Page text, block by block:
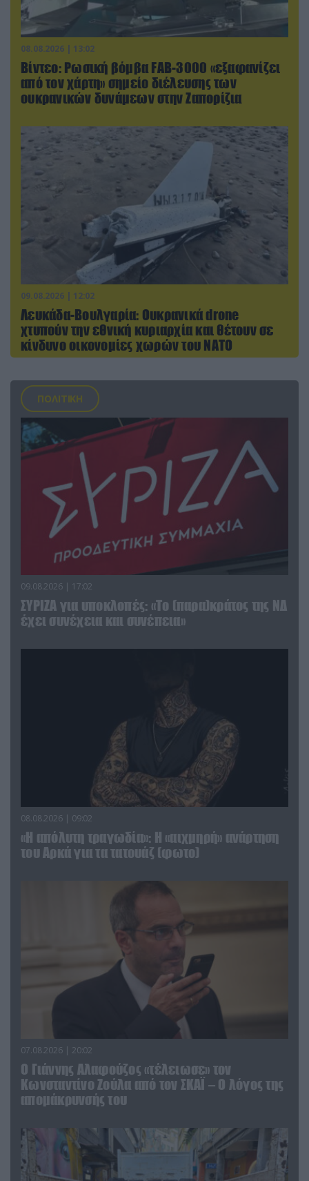
08.08.2026 | 13:02
Βίντεο: Ρωσική βόμβα FAB-3000 «εξαφανίζει
από τον χάρτη» σημείο διέλευσης των
ουκρανικών δυνάμεων στην Ζαπορίζια
09.08.2026 | 12:02
Λευκάδα-Βουλγαρία: Ουκρανικά drone
χτυπούν την εθνική κυριαρχία και θέτουν σε
κίνδυνο οικονομίες χωρών του ΝΑΤΟ
ΠΟΛΙΤΙΚΗ
09.08.2026 | 17:02
ΣΥΡΙΖΑ για υποκλοπές: «Το (παρα)κράτος της ΝΔ
έχει συνέχεια και συνέπεια»
08.08.2026 | 09:02
«Η απόλυτη τραγωδία»: Η «αιχμηρή» ανάρτηση
του Αρκά για τα τατουάζ (φωτο)
07.08.2026 | 20:02
Ο Γιάννης Αλαφούζος «τέλειωσε» τον
Κωνσταντίνο Ζούλα από τον ΣΚΑΪ – Ο λόγος της
απομάκρυνσής του